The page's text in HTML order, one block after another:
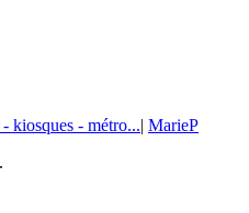
kiosques - métro...| MarieP